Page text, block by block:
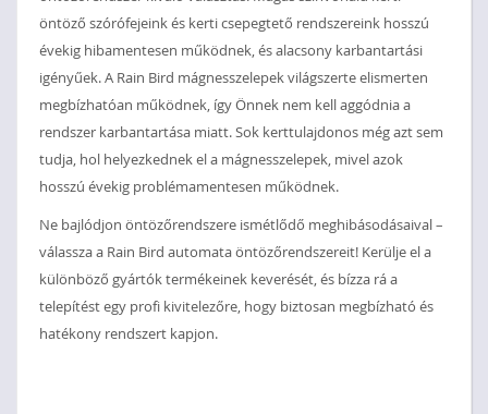
öntöző szórófejeink és kerti csepegtető rendszereink hosszú
évekig hibamentesen működnek, és alacsony karbantartási
igényűek. A Rain Bird mágnesszelepek világszerte elismerten
megbízhatóan működnek, így Önnek nem kell aggódnia a
rendszer karbantartása miatt. Sok kerttulajdonos még azt sem
tudja, hol helyezkednek el a mágnesszelepek, mivel azok
hosszú évekig problémamentesen működnek.
Ne bajlódjon öntözőrendszere ismétlődő meghibásodásaival –
válassza a Rain Bird automata öntözőrendszereit! Kerülje el a
különböző gyártók termékeinek keverését, és bízza rá a
telepítést egy profi kivitelezőre, hogy biztosan megbízható és
hatékony rendszert kapjon.